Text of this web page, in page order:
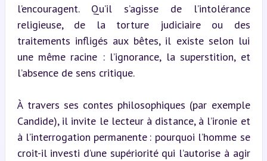
l’encouragent. Qu’il s’agisse de l’intolérance
religieuse, de la torture judiciaire ou des
traitements infligés aux bêtes, il existe selon lui
une même racine : l’ignorance, la superstition, et
l’absence de sens critique.
À travers ses contes philosophiques (par exemple
Candide), il invite le lecteur à distance, à l’ironie et
à l’interrogation permanente : pourquoi l’homme se
croit-il investi d’une supériorité qui l’autorise à agir